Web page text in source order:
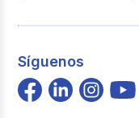
Síguenos